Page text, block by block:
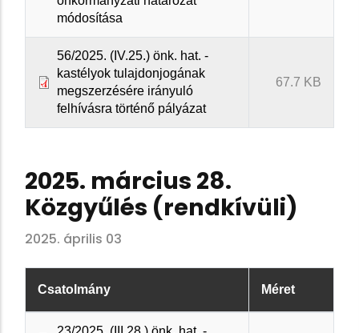
módosítása
56/2025. (IV.25.) önk. hat. -
kastélyok tulajdonjogának
megszerzésére irányuló
felhívásra történő pályázat
67.7 KB
2025. március 28.
Közgyűlés (rendkívüli)
2025. április 03
Csatolmány Méret